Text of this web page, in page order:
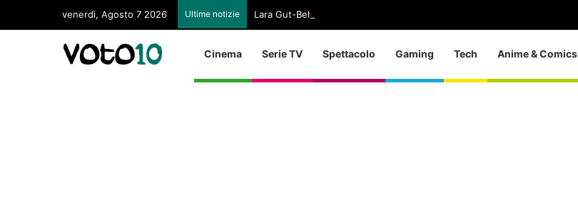
venerdì, Agosto 7 2026 Ultime notizie Lara Gut-Behrami si ritira: So che è arrivato il momento giusto
Cinema Serie TV Spettacolo Gaming Tech Anime & Comics